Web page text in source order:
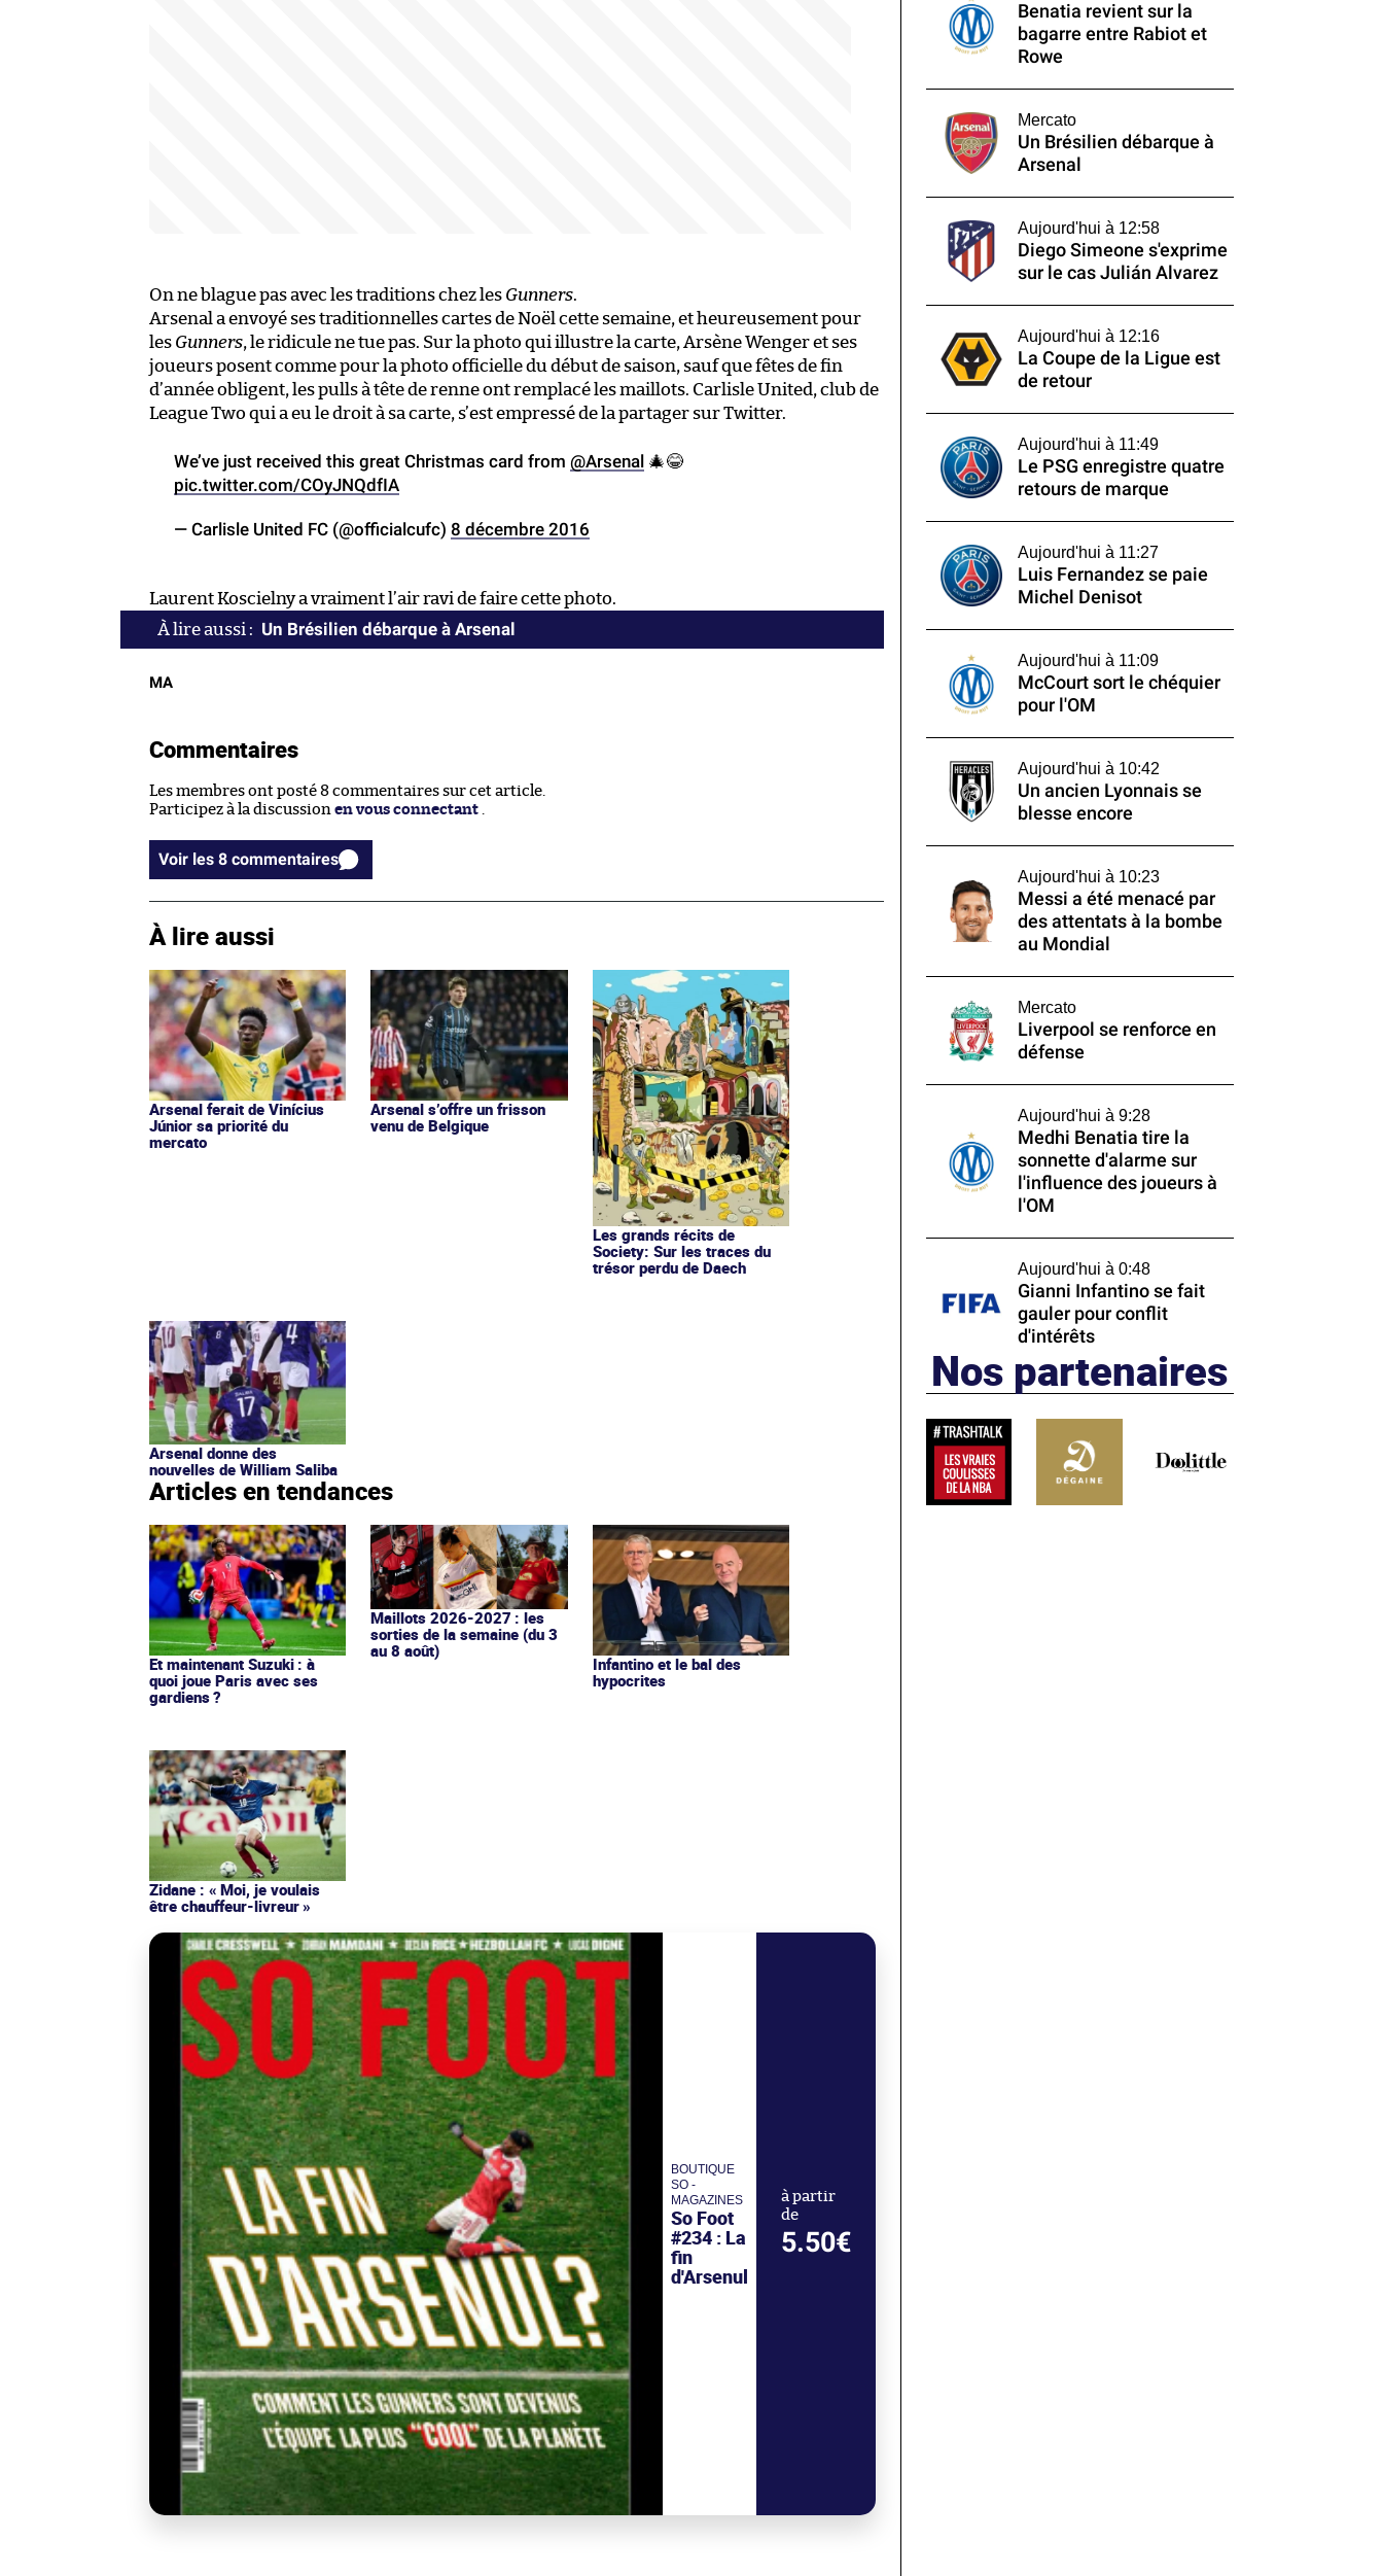
On ne blague pas avec les traditions chez les Gunners.
Arsenal a envoyé ses traditionnelles cartes de Noël cette semaine, et heureusement pour
les Gunners, le ridicule ne tue pas. Sur la photo qui illustre la carte, Arsène Wenger et ses
joueurs posent comme pour la photo officielle du début de saison, sauf que fêtes de fin
d’année obligent, les pulls à tête de renne ont remplacé les maillots. Carlisle United, club de
League Two qui a eu le droit à sa carte, s’est empressé de la partager sur Twitter.
We’ve just received this great Christmas card from @Arsenal 🎄😂
pic.twitter.com/COyJNQdfIA
— Carlisle United FC (@officialcufc) 8 décembre 2016
Laurent Koscielny a vraiment l’air ravi de faire cette photo.
Un Brésilien débarque à Arsenal
MA
Commentaires
Les membres ont posté 8 commentaires sur cet article.
Participez à la discussion en vous connectant .
Voir les 8 commentaires
À lire aussi
Arsenal ferait de Vinícius
Júnior sa priorité du
mercato
Arsenal s’offre un frisson
venu de Belgique
Les grands récits de
Society: Sur les traces du
trésor perdu de Daech
Arsenal donne des
nouvelles de William Saliba
Articles en tendances
Et maintenant Suzuki : à
quoi joue Paris avec ses
gardiens ?
Maillots 2026-2027 : les
sorties de la semaine (du 3
au 8 août)
Infantino et le bal des
hypocrites
Zidane : « Moi, je voulais
être chauffeur-livreur »
BOUTIQUE
SO -
MAGAZINES
So Foot
#234 : La
fin
d'Arsenul
à partir
de
5.50€
Benatia revient sur la
bagarre entre Rabiot et
Rowe
Mercato
Un Brésilien débarque à
Arsenal
Aujourd'hui à 12:58
Diego Simeone s'exprime
sur le cas Julián Alvarez
Aujourd'hui à 12:16
La Coupe de la Ligue est
de retour
Aujourd'hui à 11:49
Le PSG enregistre quatre
retours de marque
Aujourd'hui à 11:27
Luis Fernandez se paie
Michel Denisot
Aujourd'hui à 11:09
McCourt sort le chéquier
pour l'OM
Aujourd'hui à 10:42
Un ancien Lyonnais se
blesse encore
Aujourd'hui à 10:23
Messi a été menacé par
des attentats à la bombe
au Mondial
Mercato
Liverpool se renforce en
défense
Aujourd'hui à 9:28
Medhi Benatia tire la
sonnette d'alarme sur
l'influence des joueurs à
l'OM
Aujourd'hui à 0:48
Gianni Infantino se fait
gauler pour conflit
d'intérêts
Nos partenaires